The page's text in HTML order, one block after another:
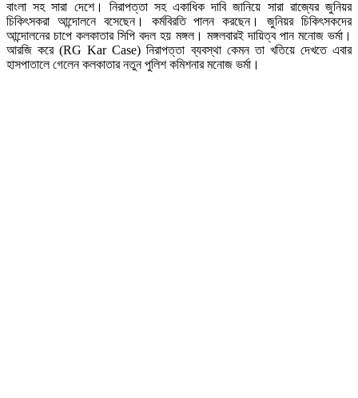
বাংলা সহ সারা দেশে। নিরাপত্তা সহ একাধিক দাবি জানিয়ে সারা রাজ্যের জুনিয়র
চিকিৎসকরা আন্দোলনে বসেছেন। কর্মবিরতি পালন করছেন। জুনিয়র চিকিৎসকদের
আন্দোলনের চাপে কলকাতার সিপি বদল হয় মঙ্গল। মঙ্গলবারই দায়িত্ব পান মনোজ ভর্মা।
আরজি করে (RG Kar Case) নিরাপত্তা ব্যবস্থা কেমন তা খতিয়ে দেখতে এবার
হাসপাতালে গেলেন কলকাতার নতুন পুলিশ কমিশনার মনোজ ভর্মা।